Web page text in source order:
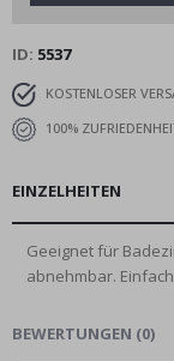
ID 5537
KOSTENLOSER
100%
EINZELHEITEN
Geeignet für
abnehmbar.
BEWERTUNGEN (0)